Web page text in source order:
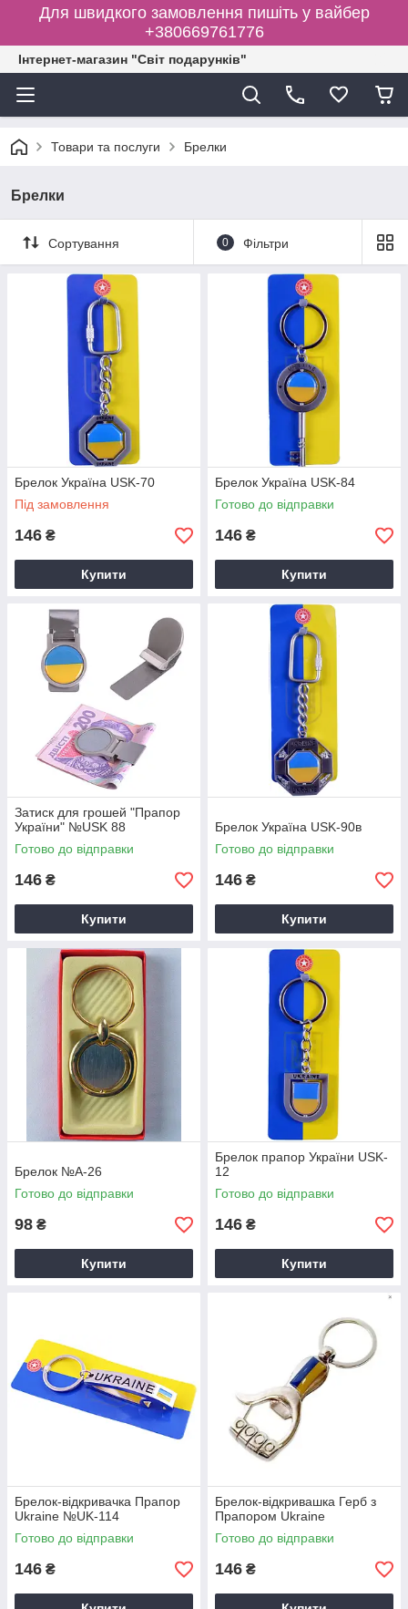
Для швидкого замовлення пишіть у вайбер
+380669761776
Інтернет-магазин "Світ подарунків"
Товари та послуги Брелки
Брелки
Сортування 0 Фільтри
Брелок Україна USK-70
Під замовлення
146 ₴
Купити
Брелок Україна USK-84
Готово до відправки
146 ₴
Купити
Затиск для грошей "Прапор
України" №USK 88
Готово до відправки
146 ₴
Купити
Брелок Україна USK-90в
Готово до відправки
146 ₴
Купити
Брелок №А-26
Готово до відправки
98 ₴
Купити
Брелок прапор України USK-
12
Готово до відправки
146 ₴
Купити
Брелок-відкривачка Прапор
Ukraine №UK-114
Готово до відправки
146 ₴
Брелок-відкривашка Герб з
Прапором Ukraine
Готово до відправки
146 ₴